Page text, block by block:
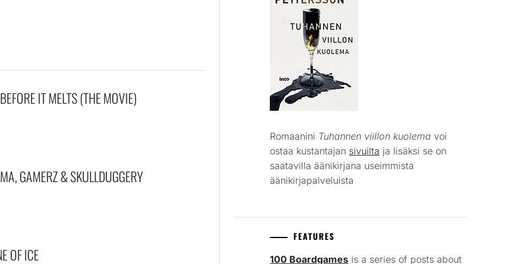
IT MELTS (THE MOVIE)
GAMERZ & SKULLDUGGERY
OF ICE
Romaanini Tuhannen viillon kuolema voi
ostaa kustantajan sivuilta ja lisäksi se on
saatavilla äänikirjana useimmista
äänikirjapalveluista
FEATURES
100 Boardgames is a series of posts about